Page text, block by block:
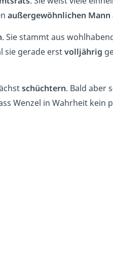
außergewöhnlichen Mann
. Sie stammt aus
sie gerade erstvolljährig
schüchtern. Bald aber
Wenzel in Wahrheit